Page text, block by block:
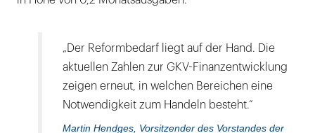
„Der Reformbedarf liegt auf der Hand. Die
aktuellen Zahlen zur GKV-Finanzentwicklung
zeigen erneut, in welchen Bereichen eine
Notwendigkeit zum Handeln besteht.“
Martin Hendges, Vorsitzender des Vorstandes der